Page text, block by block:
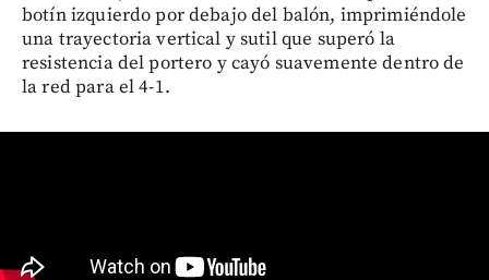
botín izquierdo por debajo del balón, imprimiéndole
una trayectoria vertical y sutil que superó la
resistencia del portero y cayó suavemente dentro de
la red para el 4-1.